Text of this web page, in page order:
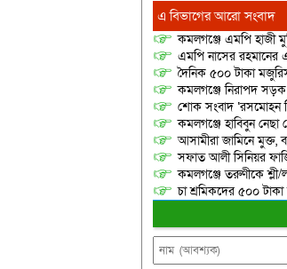
এ বিভাগের আরো সংবাদ
কমলগঞ্জে এমপি হাজী
এমপি নাসের রহমানের
দৈনিক ৫০০ টাকা
কমলগঞ্জে নিরাপদ সড়ক
শোক সংবাদ ‘রসমোহন
কমলগঞ্জে হাবিবুন নেছা
আসামীরা জামিনে মুক্ত,
সফাত আলী সিনিয়র
কমলগঞ্জে তরুণীকে শ্লী/
চা শ্রমিকদের ৫০০